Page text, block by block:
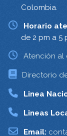
Colombia.
Horario
de 2 pm a 5
Atención al
Directorio
Linea
Lineas
Email: